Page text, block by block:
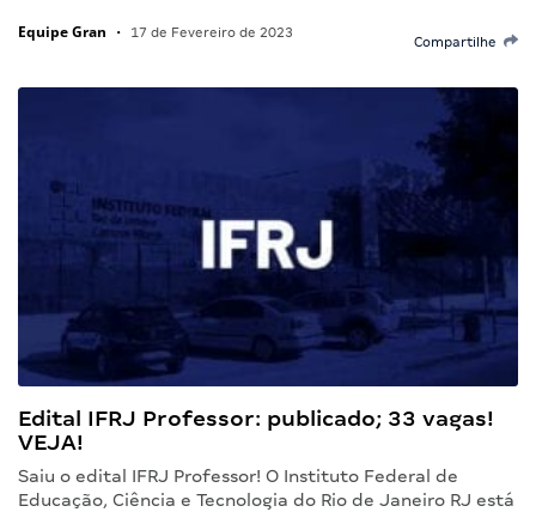
Equipe Gran • 17 de Fevereiro de 2023
Compartilhe
Edital IFRJ Professor: publicado; 33 vagas!
VEJA!
Saiu o edital IFRJ Professor! O Instituto Federal de
Educação, Ciência e Tecnologia do Rio de Janeiro RJ está